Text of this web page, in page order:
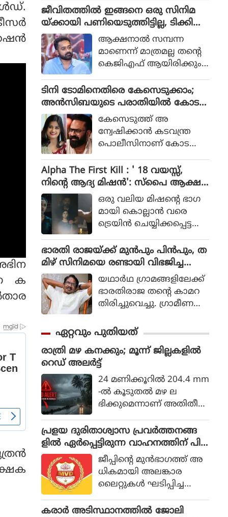
ക
ഥാപാത്രമായാണ് മമ്മൂട്ടി
എത്തിയത്. ഒരു കുറ്റ
വാളിയെ പിടികൂടാനായി ഉ
ത്തരേന്ത്യന്‍ സംസ്ഥാനങ്ങ
ളിലേക്ക് യാത്ര തിരിക്കുന്ന
പോലീസ് സംഘത്തിന്റെ ക
ഥയായിരുന്നു 2023ല്‍ പുറ
ത്തിറങ്ങിയ സിനിമ പറ
ഞ്ഞത്.
ജീവിതത്തിൽ ഇങ്ങനെ ഒരു സിനിമ
യ്ക്കായി പണിയെടുത്തിട്ടില്ല, ടിക്കി
ടാക്കയെ പറ്റി ആസിഫ് അലി
ആക്ഷനാല്‍ സമ്പന്ന
മാണെന്ന് മാത്രമല്ല തന്റെ
കെജിഎഫ് ആയിരിക്കും
അലിയുടെ തുറന്നുപറയ
ലും ഒപ്പം വി എസ്
രോഹിത്- ആസിഫ് അലി
കൂട്ടുക്കെട്ടിലുള്ള വിശ്വാസ
വും സിനിമയ്ക്ക് വലിയ
ഹൈപ്പ് നല്‍കിയിട്ടുണ്ട്.
ടിനി ടോമിനെതിരെ കേസെടുക്കാം;
അൻസിബയുടെ പരാതിയിൽ കോട
തി നിർദേശം കേസെടുത്ത് അ
ന്വേഷിക്കാൻ കടവന്ത്ര
പൊലീസിനാണ് കോട
Alpha The First Kill : ' 18 വയസ്സ്,
നിന്റെ ആദ്യ മിഷന്‍': സ്‌പൈ ആക്ഷ
ന്‍ ചിത്രത്തില്‍ നായികയായി ആലിയ,
ആല്‍ഫ ടീസര്‍ പുറത്ത്
ഒരു വലിയ മിഷന്റെ ഭാഗ
മായി കൊല്ലാന്‍ വരെ
ട്രെയിന്‍ ചെയ്യിക്കപ്പെട്ട
ലിയ സിനിമയിലെത്തുന്ന
ത്.
ഭാരതി രാജയ്ക്ക് മുൻപും പിൻപും, ത
മിഴ് സിനിമയെ രണ്ടായി വിഭജിച്ച
സംവിധായകൻ, ഭാരതി രാജ വിട പറ
യുമ്പോൾ
യഥാര്‍ഥ ഗ്രാമങ്ങളിലേക്ക്
ഭാരതിരാജ തന്റെ കാമറ
തിരിച്ചുവെച്ചു. ഗ്രാമീണ
യായ തലത്തില്‍ ആ
വിഷ്‌കരിച്ചുകൊണ്ടാണ്
ഭാരതിരാജ വിപ്ലവം
തീര്‍ത്തത്.
ഏറ്റവും പുതിയത്
രാത്രി മഴ കനക്കും; മൂന്ന് ജില്ലകളില്‍
റെഡ് അലര്‍ട്ട്
24 മണിക്കൂറില്‍ 204.4 mm
-ല്‍ കൂടുതല്‍ മഴ ല
ഭിക്കുമെന്നാണ് അതിതീവ്ര
കേന്ദ്ര കാലാവസ്ഥ വകുപ്പ്
അര്‍ത്ഥമാക്കുന്നത്.
പ്രളയ ദുരിതാശ്വാസ പ്രവര്‍ത്തനങ്ങ
ളില്‍ ഏര്‍പ്പെട്ടിരുന്ന വാഹനത്തിന് പിഴ
ചുമത്തിയ എംവിഡി ഉദ്യോഗസ്ഥനെ
സസ്‌പെന്‍ഡ് ചെയ്തു
ജീപ്പിന്റെ മുന്‍ഭാഗത്ത് അ
ധികമായി അലങ്കാര
ലൈറ്റുകള്‍ ഘടിപ്പിച്ച
ചുമത്തിയത്. എംഎല്‍എ
കരാര്‍ അടിസ്ഥാനത്തില്‍ ജോലി